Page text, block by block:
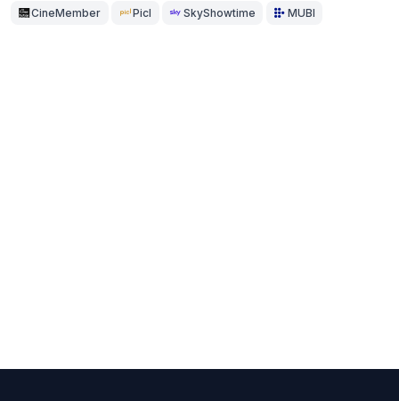
CineMember Picl SkyShowtime MUBI